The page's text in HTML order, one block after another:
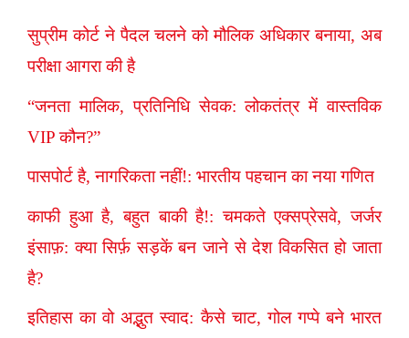
सुप्रीम कोर्ट ने पैदल चलने को मौलिक अधिकार बनाया, अब
परीक्षा आगरा की है
“जनता मालिक, प्रतिनिधि सेवक: लोकतंत्र में वास्तविक
VIP कौन?”
पासपोर्ट है, नागरिकता नहीं!: भारतीय पहचान का नया गणित
काफी हुआ है, बहुत बाकी है!: चमकते एक्सप्रेसवे, जर्जर
इंसाफ़: क्या सिर्फ़ सड़कें बन जाने से देश विकसित हो जाता
है?
इतिहास का वो अद्भुत स्वाद: कैसे चाट, गोल गप्पे बने भारत